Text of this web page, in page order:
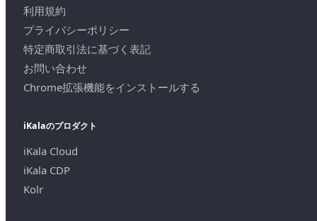
利用規約
プライバシーポリシー
特定商取引法に基づく表記
お問い合わせ
Chrome拡張機能をインストールする
iKalaのプロダクト
iKala Cloud
iKala CDP
Kolr